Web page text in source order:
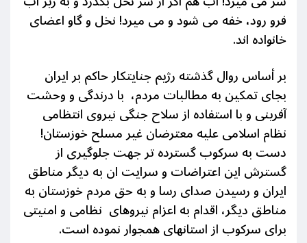
فرو رود، خفه می شود و می میرد! نخل و گاو اعضای
خانواده اند.
بر أساس روال گذشته رژیم جنایتکار حاکم بر ایران
بجای تمکین به مطالبات مردم، با درندگی و وحشت
آفرینی و با استفاده از سلاح جنگی نیروی انتظامی
نظام اسلامی علیه معترضان غیر مسلح خوزستان!
دست به سرکوب گسترده تر جهت جلوگیری از
گسترش این اعتراضات و سرایت ان به دیگر مناطق
ایران و رسیدن صدای رسا و به حق مردم خوزستان به
مناطق دیگر، اقدام به اعزام نیروهای نظامی و امنیتی
برای سرکوب از استانهای همجوار نموده است.